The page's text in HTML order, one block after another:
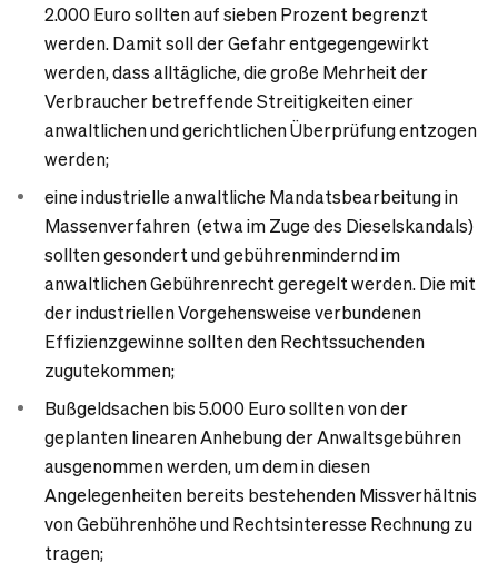
2.000 Euro sollten auf sieben Prozent begrenzt
werden. Damit soll der Gefahr entgegengewirkt
werden, dass alltägliche, die große Mehrheit der
Verbraucher betreffende Streitigkeiten einer
anwaltlichen und gerichtlichen Überprüfung entzogen
werden;
eine industrielle anwaltliche Mandatsbearbeitung in
Massenverfahren (etwa im Zuge des Dieselskandals)
sollten gesondert und gebührenmindernd im
anwaltlichen Gebührenrecht geregelt werden. Die mit
der industriellen Vorgehensweise verbundenen
Effizienzgewinne sollten den Rechtssuchenden
zugutekommen;
Bußgeldsachen bis 5.000 Euro sollten von der
geplanten linearen Anhebung der Anwaltsgebühren
ausgenommen werden, um dem in diesen
Angelegenheiten bereits bestehenden Missverhältnis
von Gebührenhöhe und Rechtsinteresse Rechnung zu
tragen;